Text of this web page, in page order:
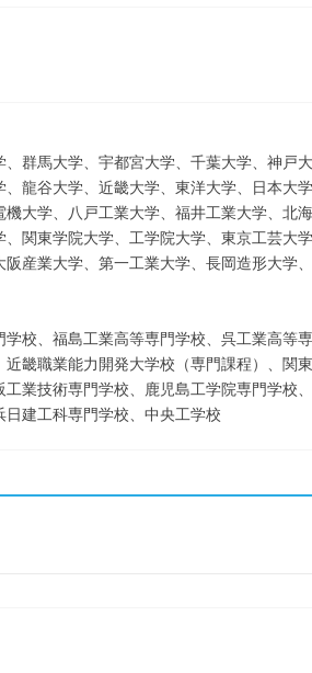
群馬大学、宇都宮大学、千葉大学、神戸
龍谷大学、近畿大学、東洋大学、日本大
大学、八戸工業大学、福井工業大学、北
関東学院大学、工学院大学、東京工芸大
産業大学、第一工業大学、長岡造形大学
校、福島工業高等専門学校、呉工業高等
畿職業能力開発大学校（専門課程）、関
業技術専門学校、鹿児島工学院専門学校
建工科専門学校、中央工学校